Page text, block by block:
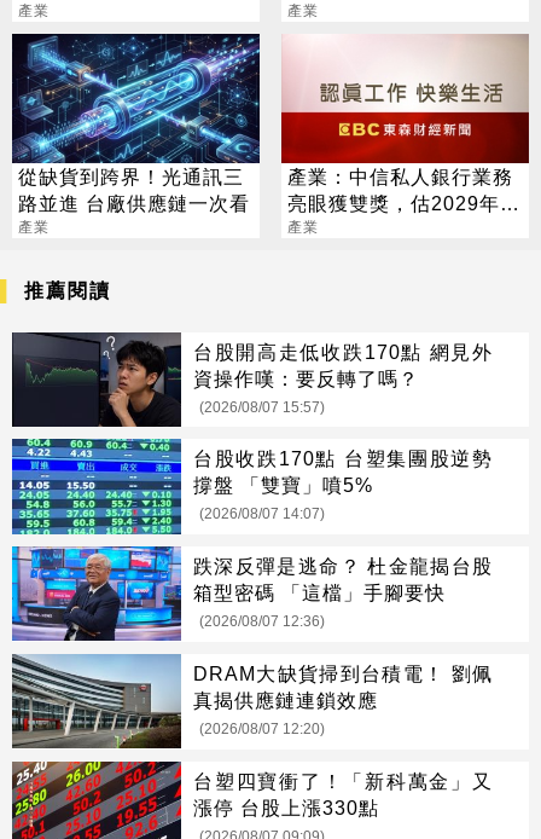
4.5%
產業
萬
產業
從缺貨到跨界！光通訊三
路並進 台廠供應鏈一次看
產業
產業：中信私人銀行業務
亮眼獲雙獎，估2029年臺
灣整體個人財富達8.8兆美
產業
推薦閱讀
台股開高走低收跌170點 網見外
資操作嘆：要反轉了嗎？
(2026/08/07 15:57)
台股收跌170點 台塑集團股逆勢
撐盤 「雙寶」噴5%
(2026/08/07 14:07)
跌深反彈是逃命？ 杜金龍揭台股
箱型密碼 「這檔」手腳要快
(2026/08/07 12:36)
DRAM大缺貨掃到台積電！ 劉佩
真揭供應鏈連鎖效應
(2026/08/07 12:20)
台塑四寶衝了！「新科萬金」又
漲停 台股上漲330點